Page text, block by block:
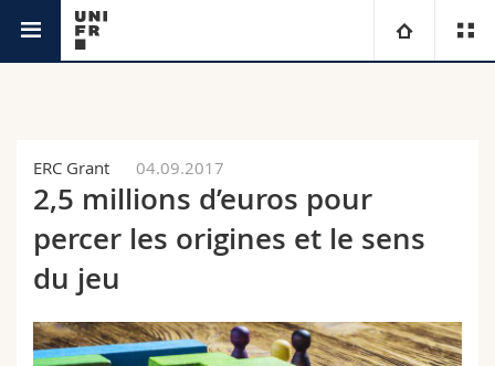
Campus
Recherche
Université
Théologie
Droit
Sciences économiques et sociales et management
Vous êtes
Futurs étudiants
Etudiants
Ressources
Annuaire du personnel
ERC Grant 04.09.2017
2,5 millions d’euros pour
percer les origines et le sens
du jeu